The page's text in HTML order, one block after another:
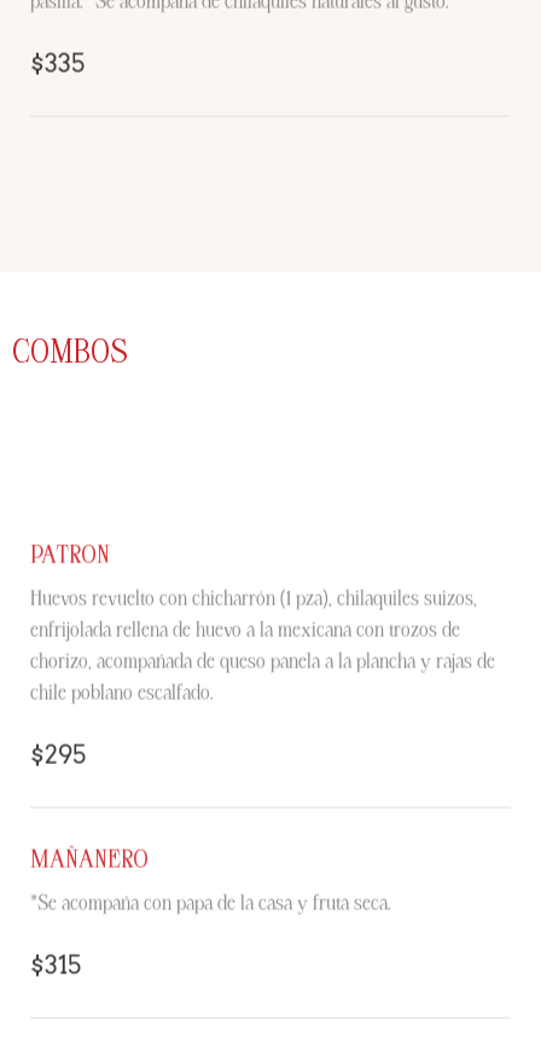
$335
COMBOS
PATRON
Huevos revuelto con chicharrón (1 pza), chilaquiles suizos,
enfrijolada rellena de huevo a la mexicana con trozos de
chorizo, acompañada de queso panela a la plancha y rajas de
chile poblano escalfado.
$295
MAÑANERO
*Se acompaña con papa de la casa y fruta seca.
$315